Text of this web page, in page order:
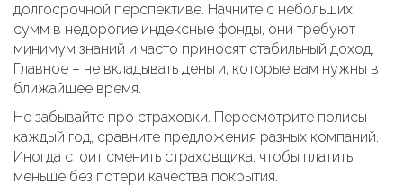
долгосрочной перспективе. Начните с небольших
сумм в недорогие индексные фонды, они требуют
минимум знаний и часто приносят стабильный доход.
Главное – не вкладывать деньги, которые вам нужны в
ближайшее время.
Не забывайте про страховки. Пересмотрите полисы
каждый год, сравните предложения разных компаний.
Иногда стоит сменить страховщика, чтобы платить
меньше без потери качества покрытия.